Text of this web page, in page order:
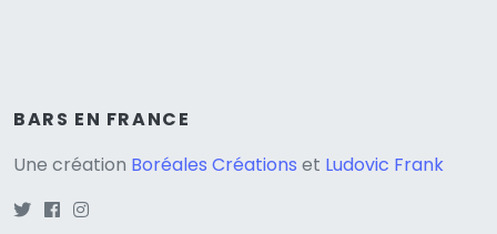
BARS EN FRANCE
Une création Boréales Créations et Ludovic Frank